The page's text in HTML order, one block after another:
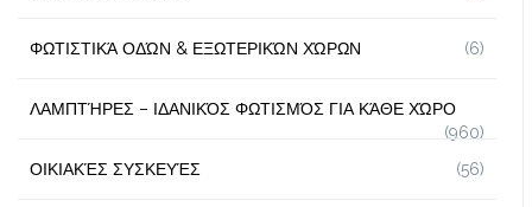
ΦΩΤΙΣΤΙΚΆ ΟΔΏΝ & ΕΞΩΤΕΡΙΚΏΝ ΧΏΡΩΝ (6)
ΛΑΜΠΤΉΡΕΣ – ΙΔΑΝΙΚΌΣ ΦΩΤΙΣΜΌΣ ΓΙΑ ΚΆΘΕ ΧΏΡΟ
(960)
ΟΙΚΙΑΚΈΣ ΣΥΣΚΕΥΈΣ
(56)